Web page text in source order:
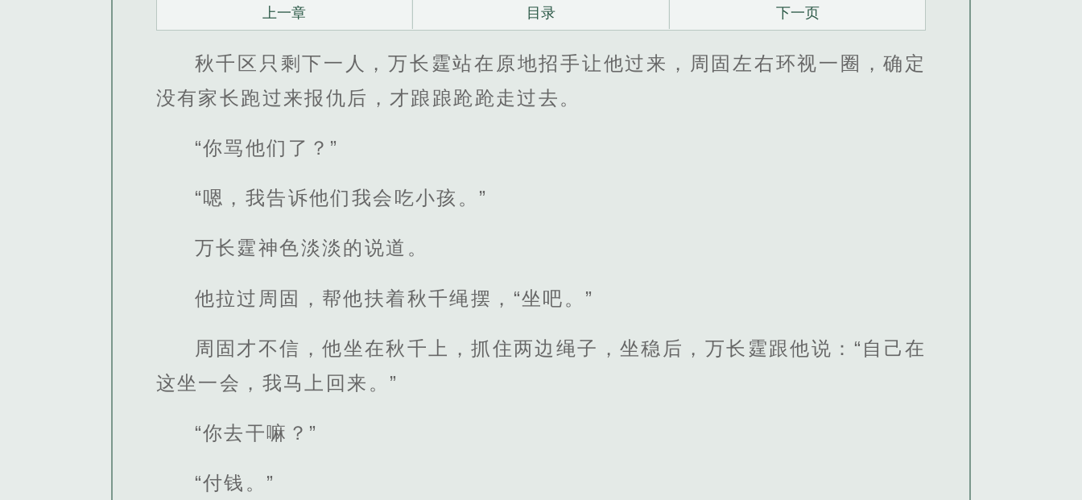
上一章 目录 下一页
秋千区只剩下一人，万长霆站在原地招手让他过来，周固左右环视一圈，确定
没有家长跑过来报仇后，才踉踉跄跄走过去。
“你骂他们了？”
“嗯，我告诉他们我会吃小孩。”
万长霆神色淡淡的说道。
他拉过周固，帮他扶着秋千绳摆，“坐吧。”
周固才不信，他坐在秋千上，抓住两边绳子，坐稳后，万长霆跟他说：“自己在
这坐一会，我马上回来。”
“你去干嘛？”
“付钱。”